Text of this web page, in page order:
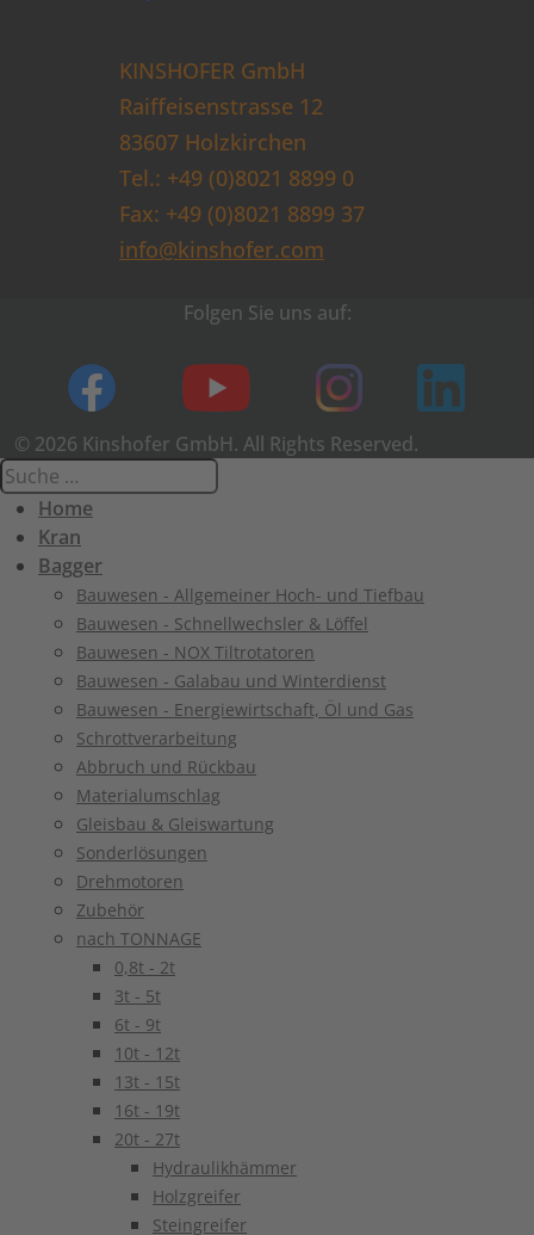
KINSHOFER GmbH
Raiffeisenstrasse 12
83607 Holzkirchen
Tel.: +49 (0)8021 8899 0
Fax: +49 (0)8021 8899 37
info@kinshofer.com
Folgen Sie uns auf:
© 2026 Kinshofer GmbH. All Rights Reserved.
Home
Kran
Bagger
Bauwesen - Allgemeiner Hoch- und Tiefbau
Bauwesen - Schnellwechsler & Löffel
Bauwesen - NOX Tiltrotatoren
Bauwesen - Galabau und Winterdienst
Bauwesen - Energiewirtschaft, Öl und Gas
Schrottverarbeitung
Abbruch und Rückbau
Materialumschlag
Gleisbau & Gleiswartung
Sonderlösungen
Drehmotoren
Zubehör
nach TONNAGE
0,8t - 2t
3t - 5t
6t - 9t
10t - 12t
13t - 15t
16t - 19t
20t - 27t
Hydraulikhämmer
Holzgreifer
Steingreifer